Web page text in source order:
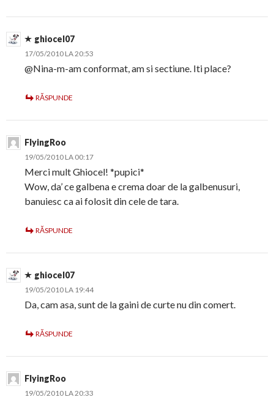
ghiocel07
17/05/2010 LA 20:53
@Nina-m-am conformat, am si sectiune. Iti place?
RĂSPUNDE
FlyingRoo
19/05/2010 LA 00:17
Merci mult Ghiocel! *pupici*
Wow, da’ ce galbena e crema doar de la galbenusuri,
banuiesc ca ai folosit din cele de tara.
RĂSPUNDE
ghiocel07
19/05/2010 LA 19:44
Da, cam asa, sunt de la gaini de curte nu din comert.
RĂSPUNDE
FlyingRoo
19/05/2010 LA 20:33